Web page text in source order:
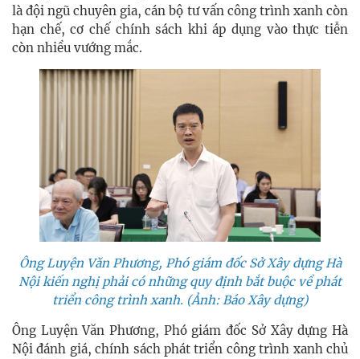
là đội ngũ chuyên gia, cán bộ tư vấn công trình xanh còn
hạn chế, cơ chế chính sách khi áp dụng vào thực tiễn
còn nhiều vướng mắc.
Ông Luyện Văn Phương, Phó giám đốc Sở Xây dựng Hà
Nội kiến nghị phải có những quy định bắt buộc về phát
triển công trình xanh. (Ảnh: Báo Xây dựng)
Ông Luyện Văn Phương, Phó giám đốc Sở Xây dựng Hà
Nội đánh giá, chính sách phát triển công trình xanh chủ